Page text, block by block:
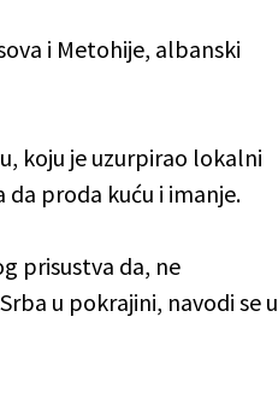
i Metohije, albanski
koju je uzurpirao lokalni
proda kuću i imanje.
prisustva da, ne
u pokrajini, navodi se u